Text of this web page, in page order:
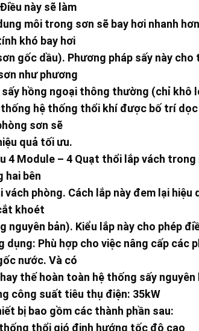
này sẽ làm
môi trong sơn sẽ bay hơi nhanh
khó bay hơi
gốc dầu). Phương pháp sấy này
như phương
sấy hồng ngoại thông thường (chỉ khô
thống hệ thống thổi khí được bố trí
sơn sẽ
quả tối ưu.
4 Module – 4 Quạt thổi lắp vách
hai bên
vách phòng. Cách lắp này đem lại
khoét
nguyên bản). Kiểu lắp này cho phép
dụng: Phù hợp cho việc nâng cấp
nước. Và có
thế hoàn toàn hệ thống sấy nguyên
công suất tiêu thụ điện: 35kW
bị bao gồm các thành phần sau:
thổi gió định hướng tốc độ cao